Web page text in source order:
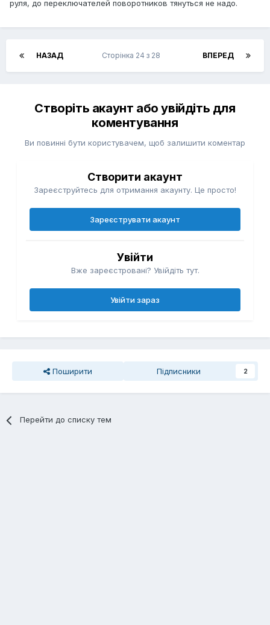
руля, до переключателей поворотников тянуться не надо.
НАЗАД ВПЕРЕД
Сторінка 24 з 28
Створіть акаунт або увійдіть для
коментування
Ви повинні бути користувачем, щоб залишити коментар
Створити акаунт
Зареєструйтесь для отримання акаунту. Це просто!
Зареєструвати акаунт
Увійти
Вже зареєстровані? Увійдіть тут.
Увійти зараз
Поширити Підписники 2
Перейти до списку тем